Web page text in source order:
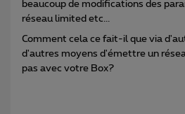
beaucoup de modifications des
réseau limited etc...
Comment cela ce fait-il que via
d'autres moyens d'émettre un
pas avec votre Box?